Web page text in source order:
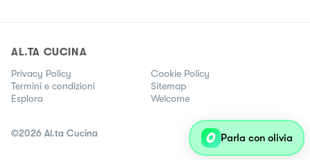
AL.TA CUCINA
Privacy Policy
Cookie Policy
Termini e condizioni
Sitemap
Esplora
Welcome
©2026 Al.ta Cucina Parla con olivia